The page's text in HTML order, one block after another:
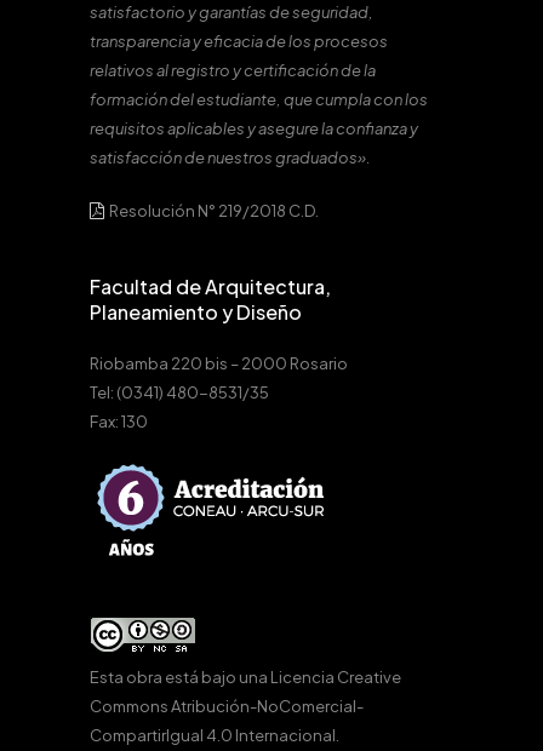
satisfactorio y garantías de seguridad,
transparencia y eficacia de los procesos
relativos al registro y certificación de la
formación del estudiante, que cumpla con los
requisitos aplicables y asegure la confianza y
satisfacción de nuestros graduados».
Resolución N° 219/2018 C.D.
Facultad de Arquitectura,
Planeamiento y Diseño
Riobamba 220 bis – 2000 Rosario
Tel: (0341) 480-8531/35
Fax: 130
Esta obra está bajo una Licencia Creative
Commons Atribución-NoComercial-
CompartirIgual 4.0 Internacional.